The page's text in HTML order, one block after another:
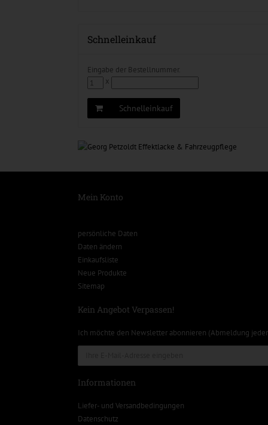
Schnelleinkauf
Eingabe der Bestellnummer.
x
Schnelleinkauf
Mein Konto
persönliche Daten
Daten ändern
Einkaufsliste
Neue Produkte
Sitemap
Kein Angebot Verpassen!
Ich möchte den Newsletter abonnieren (Abmeldung
Informationen
Liefer- und Versandbedingungen
Datenschutz